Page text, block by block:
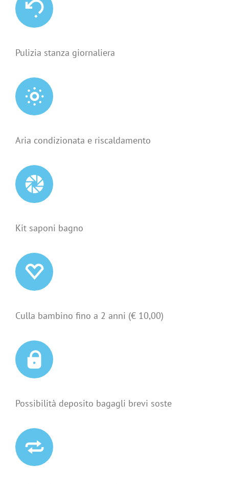
Pulizia stanza giornaliera
Aria condizionata e riscaldamento
Kit saponi bagno
Culla bambino fino a 2 anni (€ 10,00)
Possibilità deposito bagagli brevi soste